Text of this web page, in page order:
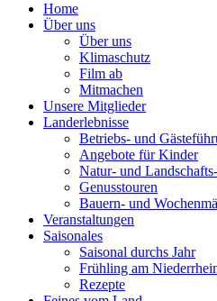
Home
Über uns
Über uns
Klimaschutz
Film ab
Mitmachen
Unsere Mitglieder
Landerlebnisse
Betriebs- und
Angebote für Kinder
Natur- und
Genusstouren
Bauern- und
Veranstaltungen
Saisonales
Saisonal durchs Jahr
Frühling am
Rezepte